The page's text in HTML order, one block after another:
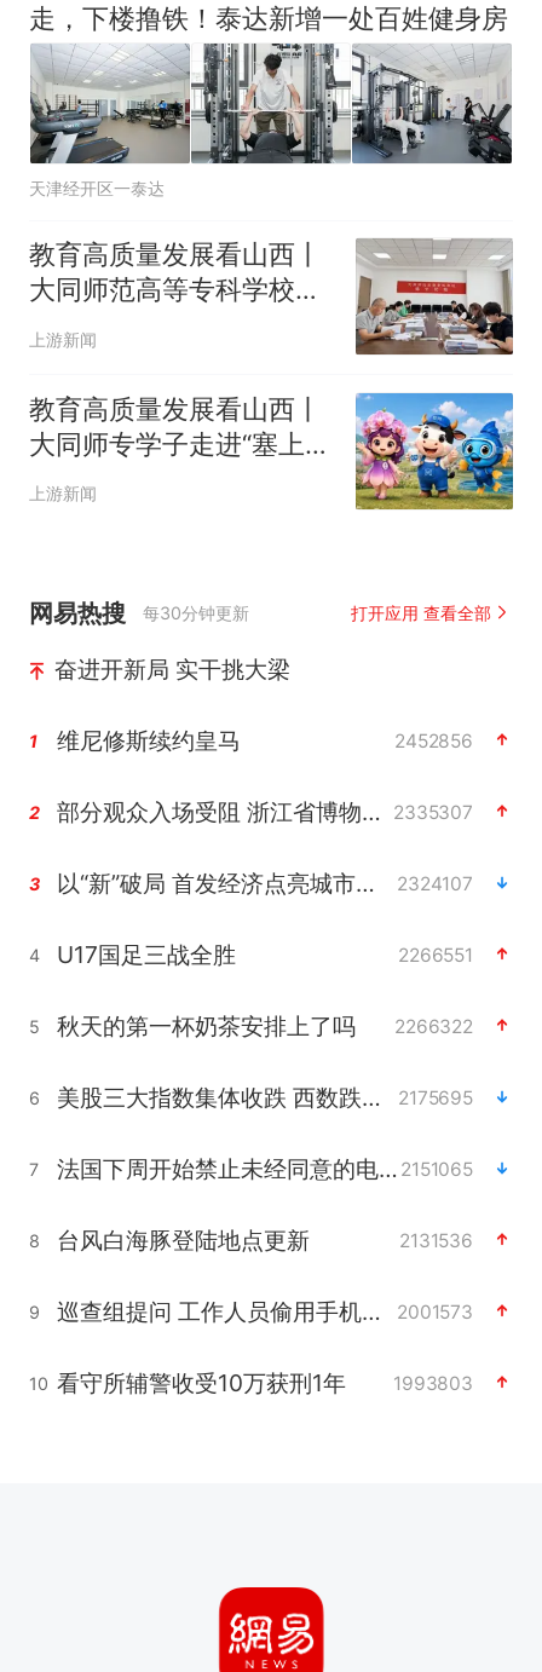
走，下楼撸铁！泰达新增一处百姓健身房
天津经开区一泰达
教育高质量发展看山西丨
大同师范高等专科学校
2026年职业教育“双师型”
上游新闻
教育高质量发展看山西丨
大同师专学子走进“塞上第
一村” 用数智力量助力乡
上游新闻
网易热搜 每30分钟更新 打开应用 查看全部
奋进开新局 实干挑大梁
1 维尼修斯续约皇马 2452856
2 部分观众入场受阻 浙江省博物馆致歉 2335307
3 以“新”破局 首发经济点亮城市消费活力 2324107
4 U17国足三战全胜 2266551
5 秋天的第一杯奶茶安排上了吗 2266322
6 美股三大指数集体收跌 西数跌超13% 2175695
7 法国下周开始禁止未经同意的电话营销 2151065
8 台风白海豚登陆地点更新 2131536
9 巡查组提问 工作人员偷用手机查答案 2001573
10 看守所辅警收受10万获刑1年 1993803